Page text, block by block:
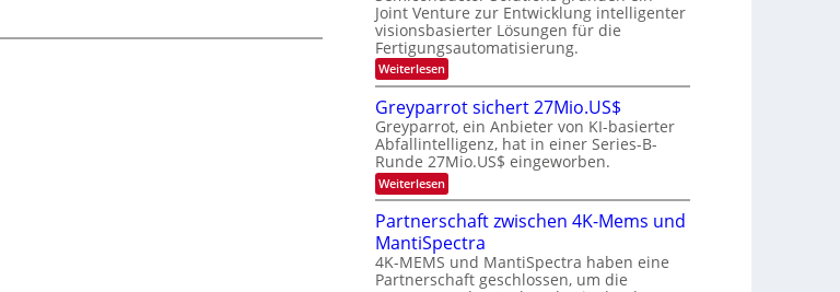
r
e
n
d
s
t
e
n
H
a
b
j
a
h
r
m
t
i
n
d
e
r
D
A
C
H
-
I
d
u
t
K
u
r
s
v
o
P
h
o
t
o
n
i
c
s
H
u
b
Joint Venture zur Entwicklung intelligenter
visionsbasierter Lösungen für die
Fertigungsautomatisierung.
Weiterlesen:
M
t
s
u
b
i
s
h
i
E
l
e
c
Greyparrot sichert 27Mio.US$
Greyparrot, ein Anbieter von KI-basierter
Abfallintelligenz, hat in einer Series-B-
Runde 27Mio.US$ eingeworben.
Weiterlesen:
G
e
y
p
a
Partnerschaft zwischen 4K-Mems und
MantiSpectra
4K-MEMS und MantiSpectra haben eine
Partnerschaft geschlossen, um die